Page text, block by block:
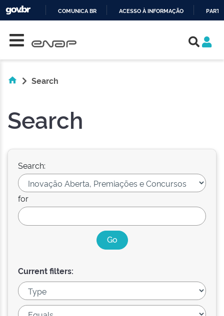
COMUNICA BR ACESSO À INFORMAÇÃO
Search
Search
Search:
for
Current filters: